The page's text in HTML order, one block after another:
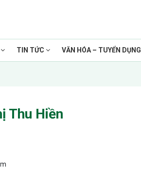
TIN TỨC VĂN HÓA – TUYỂN DỤNG
Thu Hiền